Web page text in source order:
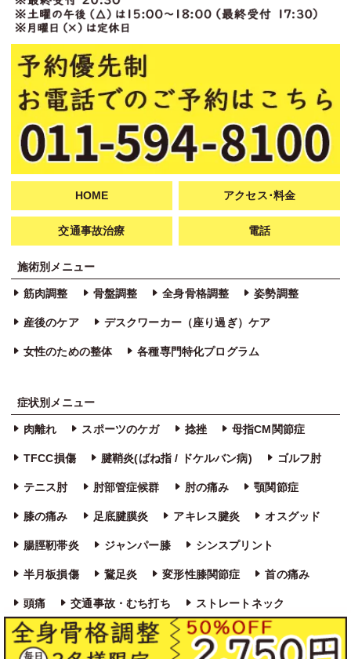
HOME アクセス･料金
交通事故治療 電話
施術別メニュー
筋肉調整 骨盤調整 全身骨格調整 姿勢調整
産後のケア デスクワーカー（座り過ぎ）ケア
女性のための整体 各種専門特化プログラム
症状別メニュー
肉離れ スポーツのケガ 捻挫 母指CM関節症
TFCC損傷 腱鞘炎(ばね指 / ドケルバン病) ゴルフ肘
テニス肘 肘部管症候群 肘の痛み 顎関節症
膝の痛み 足底腱膜炎 アキレス腱炎 オスグッド
腸脛靭帯炎 ジャンパー膝 シンスプリント
半月板損傷 鵞足炎 変形性膝関節症 首の痛み
頭痛 交通事故・むち打ち ストレートネック
寝違え 四十肩・五十肩 肩こり 猫背